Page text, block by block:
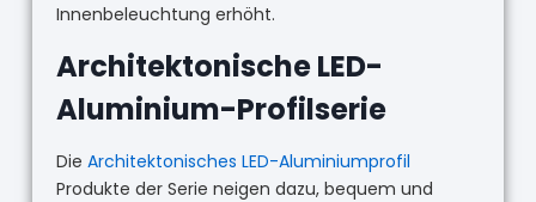
Innenbeleuchtung erhöht.
Architektonische LED-
Aluminium-Profilserie
Die Architektonisches LED-Aluminiumprofil
Produkte der Serie neigen dazu, bequem und